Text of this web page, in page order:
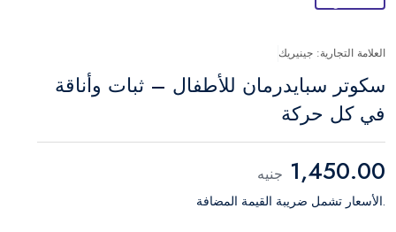
العلامة التجارية: جينيريك
سكوتر سبايدرمان للأطفال – ثبات وأناقة
في كل حركة
1,450.00 جنيه
.الأسعار تشمل ضريبة القيمة المضافة